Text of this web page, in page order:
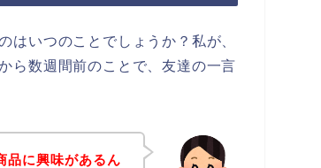
はいつのことでしょうか？私が、
ら数週間前のことで、友達の一言
品に興味があるん